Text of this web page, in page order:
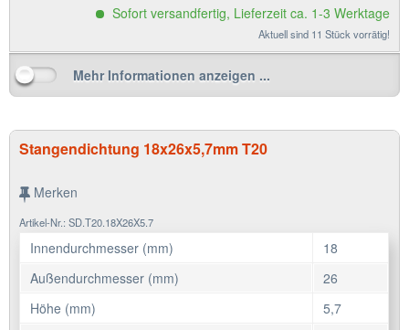
Sofort versandfertig, Lieferzeit ca. 1-3 Werktage
Aktuell sind 11 Stück vorrätig!
Mehr Informationen anzeigen ...
Stangendichtung 18x26x5,7mm T20
Merken
Artikel-Nr.: SD.T20.18X26X5.7
Innendurchmesser (mm)
18
Außendurchmesser (mm)
26
Höhe (mm)
5,7